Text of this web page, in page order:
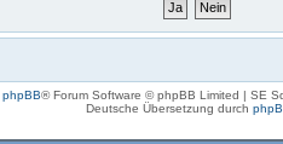
phpBB® Forum Software © phpBB Limited | SE
Deutsche Übersetzung durch